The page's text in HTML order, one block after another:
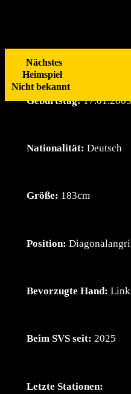
Nächstes
Heimspiel
Nicht bekannt
Geburtstag:17.01.2005
Nationalität: Deutsch
Größe: 183cm
Position:
Bevorzugte Hand:
Beim SVS seit: 2025
Letzte Stationen: